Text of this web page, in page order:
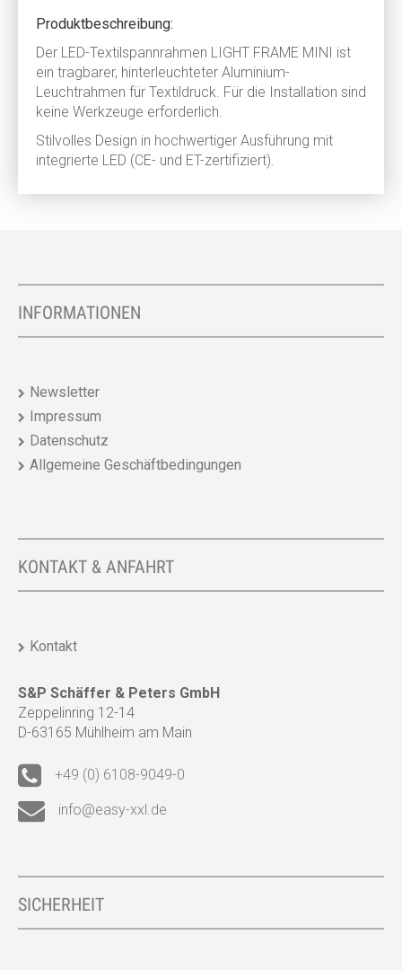
Produktbeschreibung:
Der LED-Textilspannrahmen LIGHT FRAME MINI ist
ein tragbarer, hinterleuchteter Aluminium-
Leuchtrahmen für Textildruck. Für die Installation sind
keine Werkzeuge erforderlich.
Stilvolles Design in hochwertiger Ausführung mit
integrierte LED (CE- und ET-zertifiziert).
INFORMATIONEN
Newsletter
Impressum
Datenschutz
Allgemeine Geschäftbedingungen
KONTAKT & ANFAHRT
Kontakt
S&P Schäffer & Peters GmbH
Zeppelinring 12-14
D-63165 Mühlheim am Main
+49 (0) 6108-9049-0
info@easy-xxl.de
SICHERHEIT